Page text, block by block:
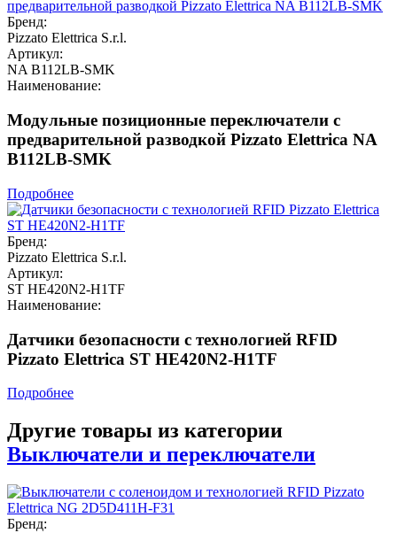
Бренд:
Pizzato Elettrica S.r.l.
Артикул:
NA B112LB-SMK
Наименование:
Модульные позиционные переключатели с
предварительной разводкой Pizzato Elettrica NA
B112LB-SMK
Подробнее
Бренд:
Pizzato Elettrica S.r.l.
Артикул:
ST HE420N2-H1TF
Наименование:
Датчики безопасности с технологией RFID
Pizzato Elettrica ST HE420N2-H1TF
Подробнее
Другие товары из категории
Выключатели и переключатели
Бренд: